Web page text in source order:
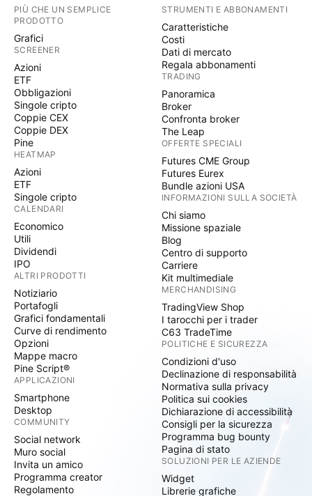
PIÙ CHE UN SEMPLICE
PRODOTTO
Grafici
SCREENER
Azioni
ETF
Obbligazioni
Singole cripto
Coppie CEX
Coppie DEX
Pine
HEATMAP
Azioni
ETF
Singole cripto
CALENDARI
Economico
Utili
Dividendi
IPO
ALTRI PRODOTTI
Notiziario
Portafogli
Grafici fondamentali
Curve di rendimento
Opzioni
Mappe macro
Pine Script®
APPLICAZIONI
Smartphone
Desktop
COMMUNITY
Social network
Muro social
Invita un amico
Programma creator
Regolamento
STRUMENTI E ABBONAMENTI
Caratteristiche
Costi
Dati di mercato
Regala abbonamenti
TRADING
Panoramica
Broker
Confronta broker
The Leap
OFFERTE SPECIALI
Futures CME Group
Futures Eurex
Bundle azioni USA
INFORMAZIONI SULLA SOCIETÀ
Chi siamo
Missione spaziale
Blog
Centro di supporto
Carriere
Kit multimediale
MERCHANDISING
TradingView Shop
I tarocchi per i trader
C63 TradeTime
POLITICHE E SICUREZZA
Condizioni d'uso
Declinazione di responsabilità
Normativa sulla privacy
Politica sui cookies
Dichiarazione di accessibilità
Consigli per la sicurezza
Programma bug bounty
Pagina di stato
SOLUZIONI PER LE AZIENDE
Widget
Librerie grafiche